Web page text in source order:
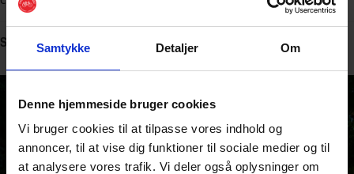
Samtykke Detaljer Om
Denne hjemmeside bruger cookies
Vi bruger cookies til at tilpasse vores indhold og
annoncer, til at vise dig funktioner til sociale medier og til
at analysere vores trafik. Vi deler også oplysninger om
Se alle præmierne her